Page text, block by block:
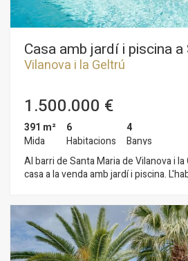
Casa amb jardí i piscina
Vilanova i la Geltrú
1.500.000 €
391 m²
Mida
6
Habitacions
4
Banys
Al barri de Santa Maria de Vilanova i
casa a la venda amb jardí i piscina.
mateixa compta amb un saló-
amb sortida directa al jardí. Des
a la cuina independent amb illa
està connectat a l'exterior de